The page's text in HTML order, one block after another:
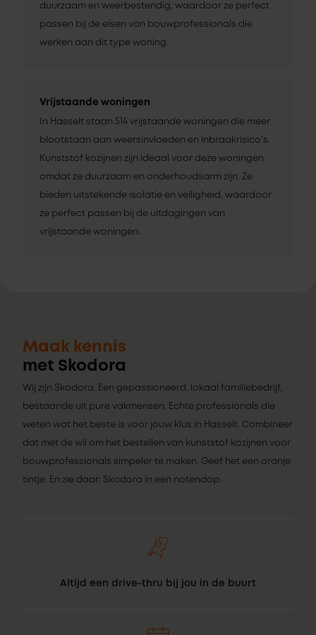
duurzaam en weerbestendig, waardoor ze perfect
passen bij de eisen van bouwprofessionals die
werken aan dit type woning.
Vrijstaande woningen
In Hasselt staan 514 vrijstaande woningen die meer
blootstaan aan weersinvloeden en inbraakrisico’s.
Kunststof kozijnen zijn ideaal voor deze woningen
omdat ze duurzaam en onderhoudsarm zijn. Ze
bieden uitstekende isolatie en veiligheid, waardoor
ze perfect passen bij de uitdagingen van
vrijstaande woningen.
Maak kennis
met Skodora
Wij zijn Skodora. Een gepassioneerd, lokaal familiebedrijf,
bestaande uit pure vakmensen. Echte professionals die
weten wat het beste is voor jouw klus in Hasselt. Combineer
dat met de wil om het bestellen van kunststof kozijnen voor
bouwprofessionals simpeler te maken. Geef het een oranje
tintje. En zie daar: Skodora in een notendop.
Altijd een drive-thru bij jou in de buurt